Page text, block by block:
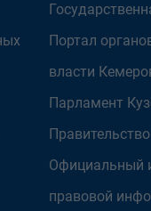
Портал
власти
Парламент
Официальный
правовой